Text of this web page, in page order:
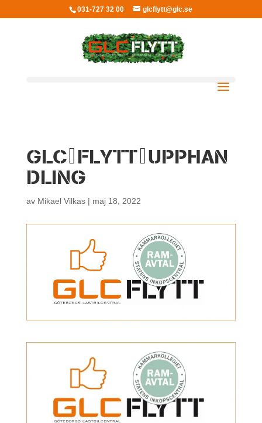
031-727 32 00 glcflytt@glc.se
GLC_FLYTT_UPPHAN
DLING
av Mikael Vilkas| maj 18, 2022